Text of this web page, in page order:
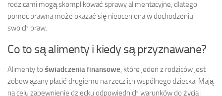
rodzicami mogą skomplikować sprawy alimentacyjne, dlatego
pomoc prawna może okazać się nieoceniona w dochodzeniu
swoich praw.
Co to są alimenty i kiedy są przyznawane?
Alimenty to świadczenia finansowe , które jeden z rodziców jest
zobowiązany płacić drugiemu na rzecz ich wspólnego dziecka. Mają
na celu zapewnienie dziecku odpowiednich warunków do życia i